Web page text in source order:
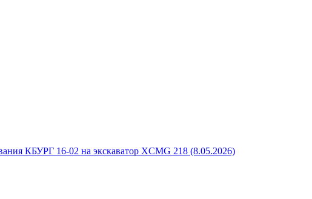
КБУРГ 16-02 на экскаватор XCMG 218 (8.05.2026)